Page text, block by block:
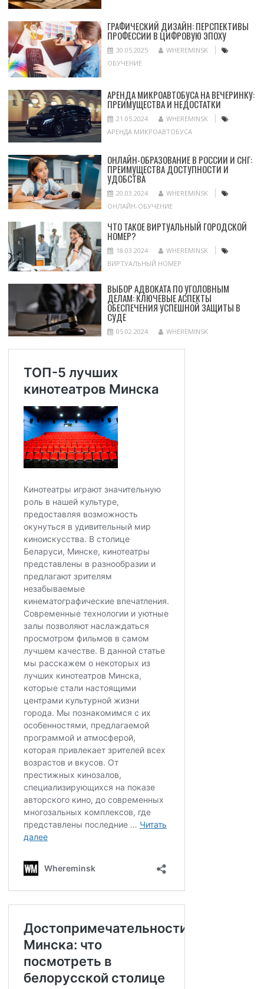
ГРАФИЧЕСКИЙ ДИЗАЙН: ПЕРСПЕКТИВЫ
ПРОФЕССИИ В ЦИФРОВУЮ ЭПОХУ
30.05.2025
WHEREMINSK
ОБУЧЕНИЕ
АРЕНДА МИКРОАВТОБУСА НА ВЕЧЕРИНКУ:
ПРЕИМУЩЕСТВА И НЕДОСТАТКИ
21.05.2024
WHEREMINSK
АРЕНДА МИКРОАВТОБУСА
ОНЛАЙН-ОБРАЗОВАНИЕ В РОССИИ И СНГ:
ПРЕИМУЩЕСТВА ДОСТУПНОСТИ И
УДОБСТВА
20.03.2024
WHEREMINSK
ОНЛАЙН-ОБУЧЕНИЕ
ЧТО ТАКОЕ ВИРТУАЛЬНЫЙ ГОРОДСКОЙ
НОМЕР?
18.03.2024
WHEREMINSK
ВИРТУАЛЬНЫЙ НОМЕР
ВЫБОР АДВОКАТА ПО УГОЛОВНЫМ
ДЕЛАМ: КЛЮЧЕВЫЕ АСПЕКТЫ
ОБЕСПЕЧЕНИЯ УСПЕШНОЙ ЗАЩИТЫ В
СУДЕ
05.02.2024 WHEREMINSK